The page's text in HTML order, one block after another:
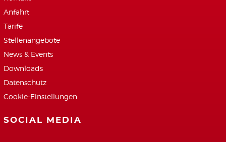
Anfahrt
Tarife
Stellenangebote
News & Events
Downloads
Datenschutz
Cookie-Einstellungen
SOCIAL MEDIA